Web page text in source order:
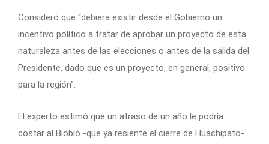
Consideró que “debiera existir desde el Gobierno un
incentivo político a tratar de aprobar un proyecto de esta
naturaleza antes de las elecciones o antes de la salida del
Presidente, dado que es un proyecto, en general, positivo
para la región”.
El experto estimó que un atraso de un año le podría
costar al Biobío -que ya resiente el cierre de Huachipato-